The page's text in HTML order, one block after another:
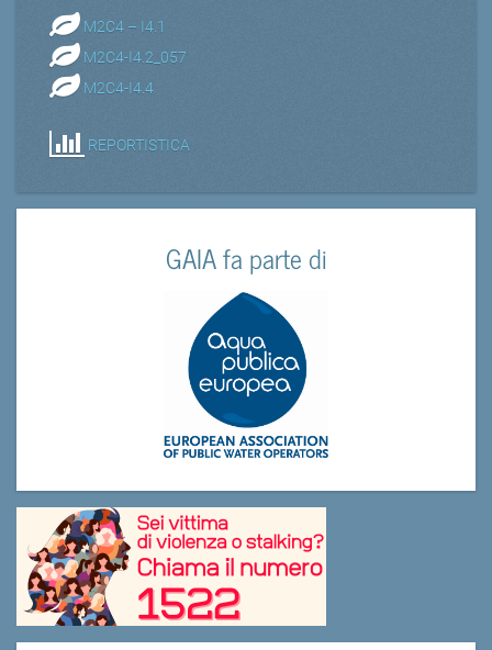
M2C4 – I4.1
M2C4-I4.2_057
M2C4-I4.4
REPORTISTICA
GAIA fa parte di